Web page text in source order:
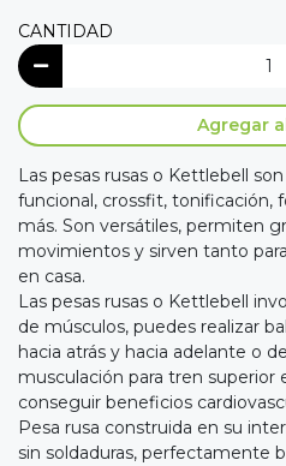
CANTIDAD
Agregar
Las pesas rusas o Kettlebell
funcional, crossfit, tonificación,
más. Son versátiles, permiten
movimientos y sirven tanto
en casa.
Las pesas rusas o Kettlebell
de músculos, puedes realizar
hacia atrás y hacia adelante o
musculación para tren
conseguir beneficios
Pesa rusa construida en su
sin soldaduras, perfectamente